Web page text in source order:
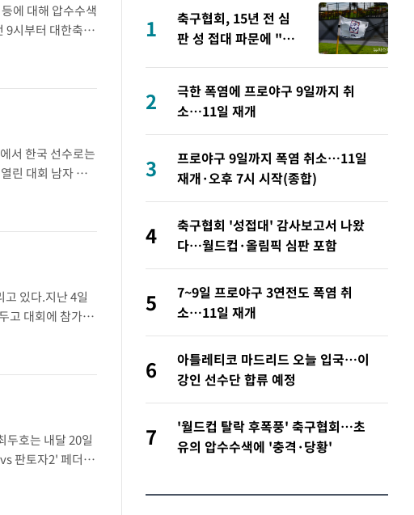
에 대해 압수수색
9시부터 대한축구
집행했다. 압수
서 한국 선수로는
린 대회 남자 포
㎝ 차이로 금메
있다.지난 4일
고 대회에 참가한
연맹(UCI)은 공
두호는 내달 20일
판토자2' 페더급
어(미국)와..
1
축구협회, 15년 전 심
판 성 접대 파문에 "현
2
극한 폭염에 프로야구 9일까지 취
소…11일 재개
3
프로야구 9일까지 폭염 취소…11일
재개·오후 7시 시작(종합)
4
축구협회 '성접대' 감사보고서 나왔
다…월드컵·올림픽 심판 포함
5
7~9일 프로야구 3연전도 폭염 취
소…11일 재개
6
아틀레티코 마드리드 오늘 입국…이
강인 선수단 합류 예정
7
'월드컵 탈락 후폭풍' 축구협회…초
유의 압수수색에 '충격·당황'